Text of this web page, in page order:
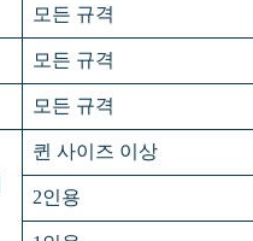
모든 규격
모든 규격
모든 규격
퀸 사이즈 이상
2인용